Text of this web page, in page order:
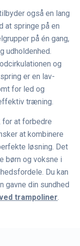
også en lang
springe på en
på én gang,
udholdenhed.
og
er en lav-
for led og
træning.
for at forbedre
at kombinere
løsning. Det
børn og voksne i
Du kan
gavne din sundhed
trampoliner